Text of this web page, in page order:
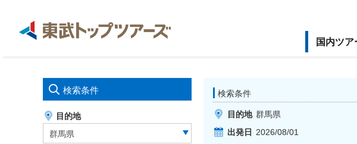
国内ツア
検索条件
目的地
群馬県
検索条件
目的地 群馬県
出発日
2026/08/01